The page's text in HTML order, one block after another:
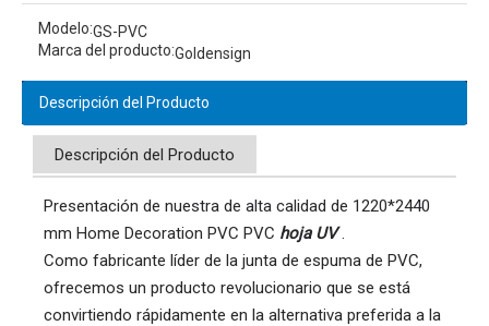
Modelo:GS-PVC
Marca del producto:Goldensign
Descripción del Producto
Descripción del Producto
Presentación de nuestra de alta calidad de 1220*2440
mm Home Decoration PVC PVC hoja UV.
Como fabricante líder de la junta de espuma de PVC,
ofrecemos un producto revolucionario que se está
convirtiendo rápidamente en la alternativa preferida a la